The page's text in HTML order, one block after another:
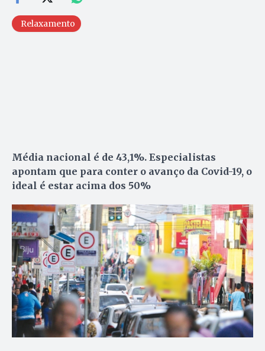
Relaxamento
Média nacional é de 43,1%. Especialistas
apontam que para conter o avanço da Covid-19, o
ideal é estar acima dos 50%